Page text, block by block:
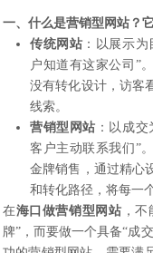
一、什么是营销型网站？
传统网站 ：以展示
户知道有这家公司”
没有转化设计，访客
线索。
营销型网站 ：以成
客户主动联系我们”
金牌销售，通过精心
和转化路径，将每一
在海口做营销型网站 ，
牌”，而要做一个具备“成